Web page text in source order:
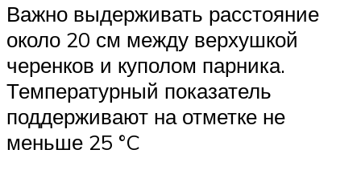
Важно выдерживать расстояние
около 20 см между верхушкой
черенков и куполом парника.
Температурный показатель
поддерживают на отметке не
меньше 25 °C